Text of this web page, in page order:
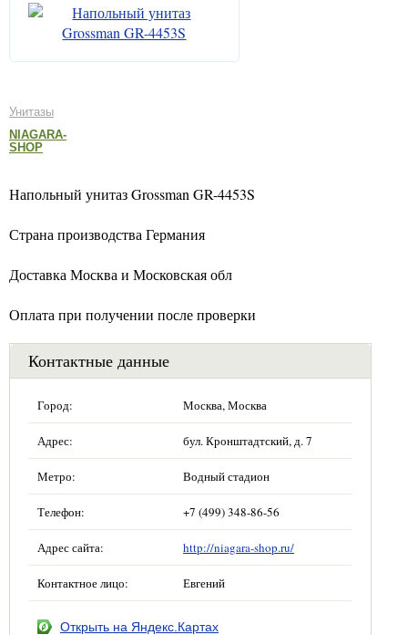
Унитазы
NIAGARA-
SHOP
Напольный унитаз Grossman GR-4453S
Страна производства Германия
Доставка Москва и Московская обл
Оплата при получении после проверки
Контактные данные
Город: Москва, Москва
Адрес: бул. Кронштадтский, д. 7
Метро: Водный стадион
Телефон: +7 (499) 348-86-56
Адрес сайта: http://niagara-shop.ru/
Контактное лицо: Евгений
Открыть на Яндекс.Картах